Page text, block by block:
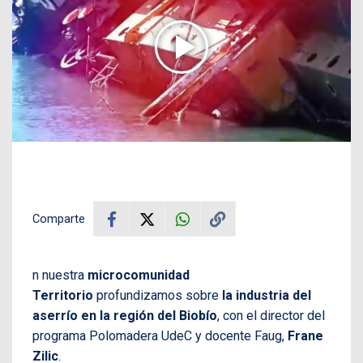
Comparte
n nuestra microcomunidad
Territorio profundizamos sobre la industria del
aserrío en la región del Biobío, con el director del
programa Polomadera UdeC y docente Faug, Frane
Zilic.